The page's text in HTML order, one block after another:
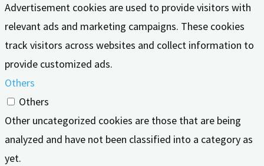
Advertisement cookies are used to provide visitors with
relevant ads and marketing campaigns. These cookies
track visitors across websites and collect information to
provide customized ads.
Others
Others
Other uncategorized cookies are those that are being
analyzed and have not been classified into a category as
yet.